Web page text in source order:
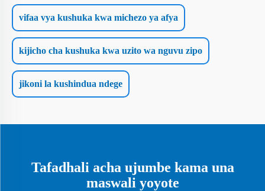
vifaa vya kushuka kwa michezo ya afya
kijicho cha kushuka kwa uzito wa nguvu zipo
jikoni la kushindua ndege
Tafadhali acha ujumbe kama una
maswali yoyote